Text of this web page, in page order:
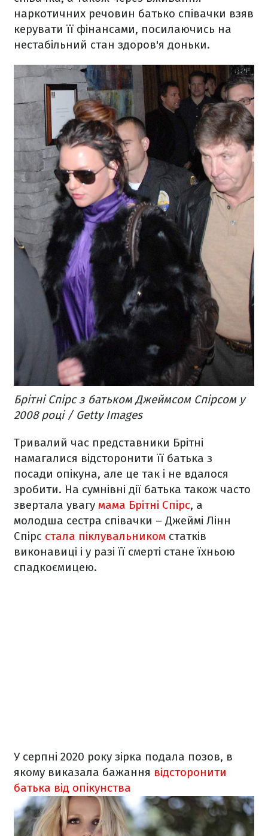
наркотичних речовин батько співачки взяв
керувати її фінансами, посилаючись на
нестабільний стан здоров'я доньки.
Брітні Спірс з батьком Джеймсом Спірсом у
2008 році / Getty Images
Тривалий час представники Брітні
намагалися відсторонити її батька з
посади опікуна, але це так і не вдалося
зробити. На сумнівні дії батька також часто
звертала увагу мама Брітні Спірс, а
молодша сестра співачки – Джеймі Лінн
Спірс стала піклувальником статків
виконавиці і у разі її смерті стане їхньою
спадкоємицею.
У серпні 2020 року зірка подала позов, в
якому виказала бажання відсторонити
батька від опікунства